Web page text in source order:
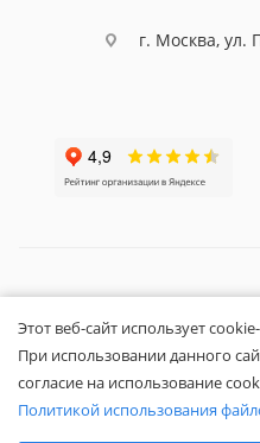
г. Москва, ул.
9724
Обращаем ваше внимание,
информация носит
является
Вы принимаете
Этот веб-сайт использует
При использовании данного
согласие на использование
Политикой использования